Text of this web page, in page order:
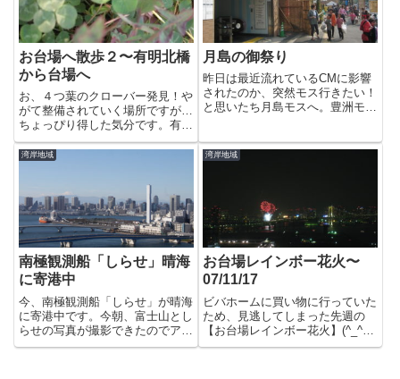
お台場へ散歩２〜有明北橋
から台場へ
お、４つ葉のクローバー発見！や
がて整備されていく場所ですが…
ちょっぴり得した気分です。有明
北橋を渡っていると向こうから、
白く水しぶきを上げながら船が走
ラにおさめていると…乗ってる人
達もみんなカメラで撮影中。救
命...
月島の御祭り
昨日は最近流れているCMに影響
されたのか、突然モス行きたい！
と思いたち月島モスへ。豊洲モス
お祭りの真っ最中。沢山の人達が
お祭りに参加して賑やかなこと！
湾岸地域
南極観測船「しらせ」晴海
に寄港中
今、南極観測船「しらせ」が晴海
に寄港中です。今朝、富士山とし
らせの写真が撮影できたのでアッ
プしておきます。11日（日曜
湾岸地域
お台場レインボー花火〜
07/11/17
ビバホームに買い物に行っていた
ため、見逃してしまった先週の
【お台場レインボー花火】(^_^;)
今週は、見逃すまいと家で待機し